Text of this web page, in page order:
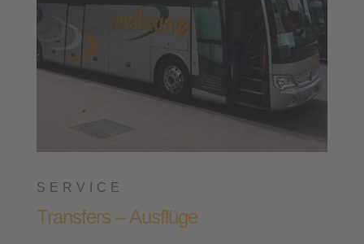
SERVICE
Transfers – Ausflüge